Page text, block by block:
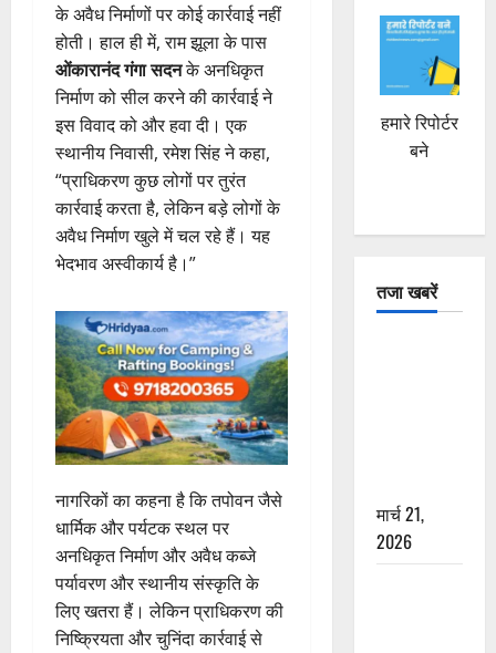
के अवैध निर्माणों पर कोई कार्रवाई नहीं
होती। हाल ही में, राम झूला के पास
ओंकारानंद गंगा सदनके अनधिकृत
निर्माण को सील करने की कार्रवाई ने
इस विवाद को और हवा दी। एक
स्थानीय निवासी, रमेश सिंह ने कहा,
“प्राधिकरण कुछ लोगों पर तुरंत
कार्रवाई करता है, लेकिन बड़े लोगों के
अवैध निर्माण खुले में चल रहे हैं। यह
भेदभाव अस्वीकार्य है।”
नागरिकों का कहना है कि तपोवन जैसे
धार्मिक और पर्यटक स्थल पर
अनधिकृत निर्माण और अवैध कब्जे
पर्यावरण और स्थानीय संस्कृति के
लिए खतरा हैं। लेकिन प्राधिकरण की
निष्क्रियता और चुनिंदा कार्रवाई से
हमारे रिपोर्टर
बने
तजा खबरें
मार्च 21,
2026